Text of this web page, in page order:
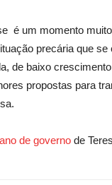
é um momento
precária que
de baixo
propostas para
de governo de